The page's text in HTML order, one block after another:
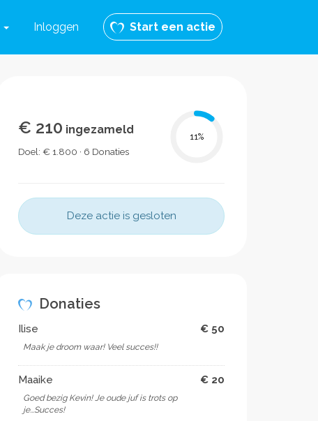
Inloggen Start een actie
€ 210 ingezameld
Doel: € 1.800 · 6 Donaties
11%
Deze actie is gesloten
Donaties
Ilise € 50
Maak je droom waar! Veel succes!!
Maaike € 20
Goed bezig Kevin! Je oude juf is trots op
je...Succes!